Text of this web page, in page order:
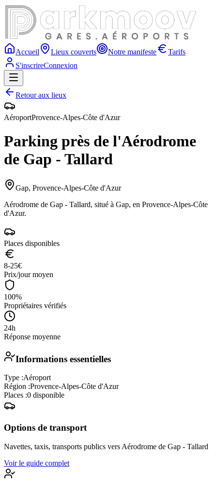
Accueil Lieux couverts Notre manifeste
Tarifs
S'inscrireConnexion
Retour aux lieux
AéroportProvence-Alpes-Côte d'Azur
Parking près de l'Aérodrome
de Gap - Tallard
Gap, Provence-Alpes-Côte d'Azur
Aérodrome de Gap - Tallard, situé à Gap, en Provence-Alpes-Côte
d'Azur.
Places disponibles
8-25€
Prix/jour moyen
100%
Propriétaires vérifiés
24h
Réponse moyenne
Informations essentielles
Type :Aéroport
Région :Provence-Alpes-Côte d'Azur
Places :0 disponible
Options de transport
Navettes, taxis, transports publics vers Aérodrome de Gap - Tallard
Voir le guide complet